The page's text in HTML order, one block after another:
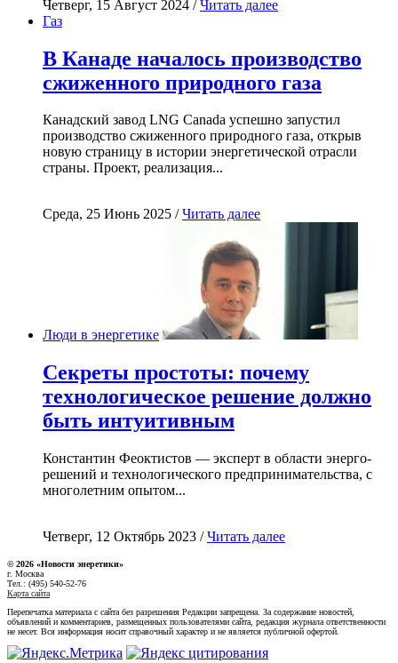
Четверг, 15 Август 2024 /Читать далее
Газ
В Канаде началось производство
сжиженного природного газа
Канадский завод LNG Canada успешно запустил
производство сжиженного природного газа, открыв
новую страницу в истории энергетической отрасли
страны. Проект, реализация...
Среда, 25 Июнь 2025 /Читать далее
Люди в энергетике
Секреты простоты: почему
технологическое решение должно
быть интуитивным
Константин Феоктистов — эксперт в области энерго-
решений и технологического предпринимательства, с
многолетним опытом...
Четверг, 12 Октябрь 2023 /Читать далее
© 2026 «Новости энеретики»
г. Москва
Тел.: (495) 540-52-76
Карта сайта
Перепечатка материала с сайта без разрешения Редакции запрещена. За содержание новостей,
объявлений и комментариев, размещенных пользователями сайта, редакция журнала ответственности
не несет. Вся информация носит справочный характер и не является публичной офертой.